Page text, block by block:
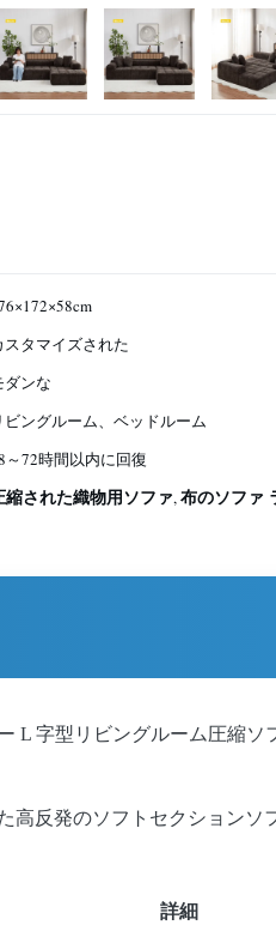
スタマイズされた
ダンな
ビングルーム、ベッドルーム
～72時間以内に回復
縮された織物用ソファ,布のソファ
L 字型リビングルーム圧縮ソ
高反発のソフトセクションソ
詳細